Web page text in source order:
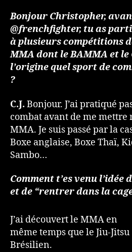
Bonjour Christopher,
@frenchfighter, tu as
à plusieurs compétitions
MMA dont le BAMMA et
l’origine quel sport de
?
C.J. Bonjour. J’ai pratiqué
combat avant de me
MMA. Je suis passé par la
Boxe anglaise, Boxe Thaï,
Sambo…
Comment t’es venu l’idée
et de “rentrer dans la
J’ai découvert le MMA en
même temps que le Jiu-Jitsu
Brésilien.